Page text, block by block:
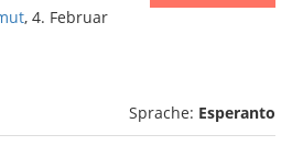
, 4. Februar
Sprache: Esperanto